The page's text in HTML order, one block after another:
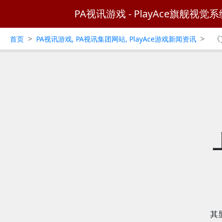
PA视讯游戏 - PlayAce旗舰视觉系
首页 > PA视讯游戏, PA视讯集团网站, PlayAce游戏新闻资讯 >
其